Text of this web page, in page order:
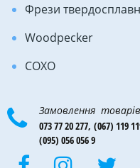
Фрези
Woodpecker
COXO
Замовлення
073 77 20 277, (067) 119
(095) 056 056 9